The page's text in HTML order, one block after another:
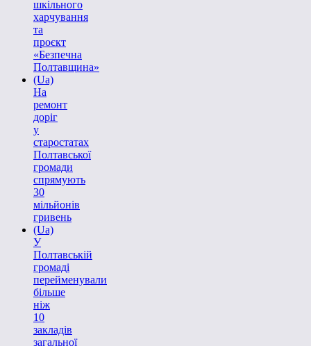
шкільного
харчування
та
проєкт
«Безпечна
Полтавщина»
(Ua)
На
ремонт
доріг
у
старостатах
Полтавської
громади
спрямують
30
мільйонів
гривень
(Ua)
У
Полтавській
громаді
перейменували
більше
ніж
10
закладів
загальної